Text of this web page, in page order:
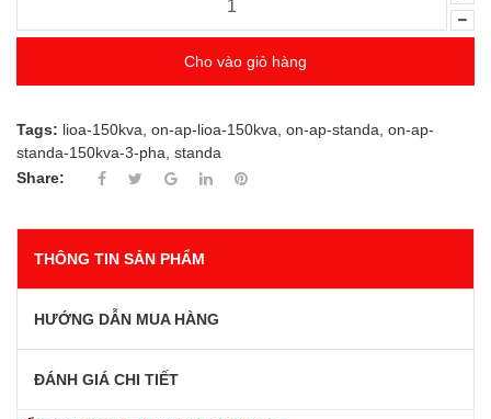
Cho vào giỏ hàng
Tags: lioa-150kva on-ap-lioa-150kva on-ap-standa on-ap-
standa-150kva-3-pha standa
Share:
THÔNG TIN SẢN PHẨM
HƯỚNG DẪN MUA HÀNG
ĐÁNH GIÁ CHI TIẾT